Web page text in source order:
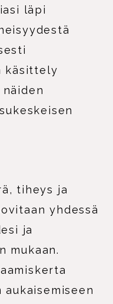
läpi
käsittely
tiheys ja
yhdessä
ja
mukaan.